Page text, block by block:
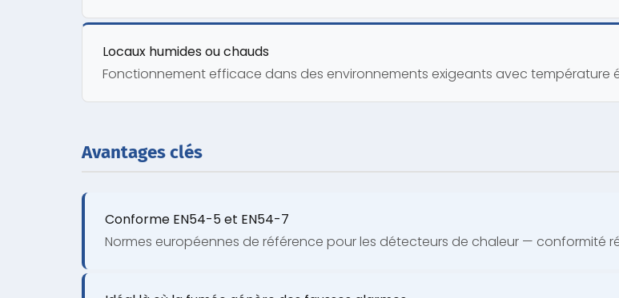
Locaux humides ou chauds
Fonctionnement efficace dans des environnements exigeants avec température
Avantages clés
Conforme EN54-5 et EN54-7
Normes européennes de référence pour les détecteurs de chaleur — conformité